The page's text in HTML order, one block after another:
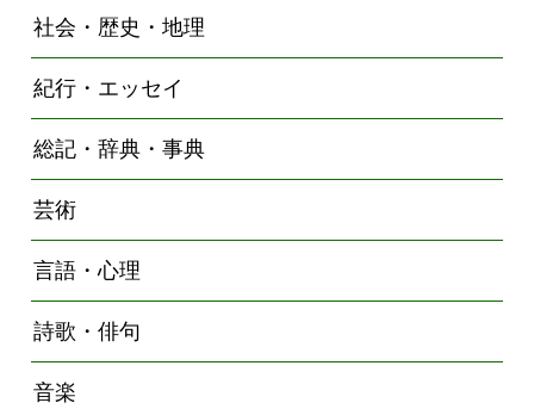
社会・歴史・地理
紀行・エッセイ
総記・辞典・事典
芸術
言語・心理
詩歌・俳句
音楽